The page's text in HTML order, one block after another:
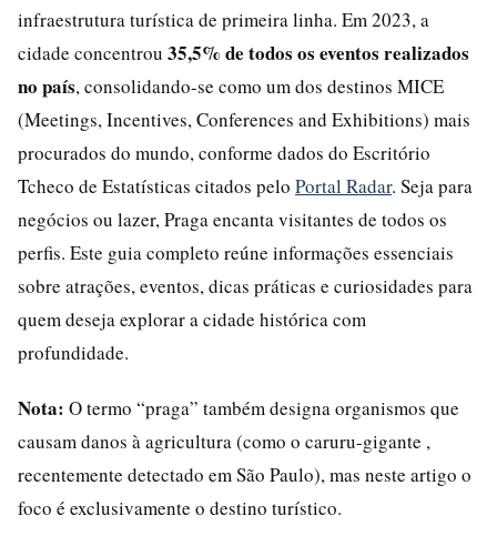
infraestrutura turística de primeira linha. Em 2023, a
cidade concentrou 35,5% de todos os eventos realizados
no país, consolidando-se como um dos destinos MICE
(Meetings, Incentives, Conferences and Exhibitions) mais
procurados do mundo, conforme dados do Escritório
Tcheco de Estatísticas citados pelo Portal Radar. Seja para
negócios ou lazer, Praga encanta visitantes de todos os
perfis. Este guia completo reúne informações essenciais
sobre atrações, eventos, dicas práticas e curiosidades para
quem deseja explorar a cidade histórica com
profundidade.
Nota: O termo “praga” também designa organismos que
causam danos à agricultura (como o caruru-gigante ,
recentemente detectado em São Paulo), mas neste artigo o
foco é exclusivamente o destino turístico.